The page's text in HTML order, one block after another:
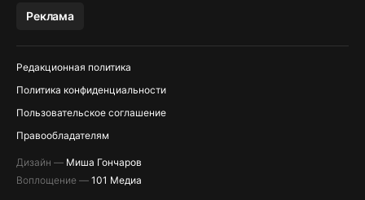
Реклама
Редакционная политика
Политика конфиденциальности
Пользовательское соглашение
Правообладателям
Дизайн — Миша Гончаров
Воплощение — 101 Медиа